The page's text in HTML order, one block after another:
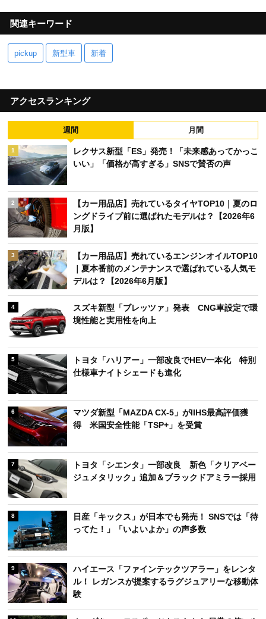
関連キーワード
pickup 新型車 新着
アクセスランキング
週間 月間
1
レクサス新型「ES」発売！「未来感あってかっこ
いい」「価格が高すぎる」SNSで賛否の声
2
【カー用品店】売れているタイヤTOP10｜夏のロ
ングドライブ前に選ばれたモデルは？【2026年6
月版】
3
【カー用品店】売れているエンジンオイルTOP10
｜夏本番前のメンテナンスで選ばれている人気モ
デルは？【2026年6月版】
4
スズキ新型「ブレッツァ」発表 CNG車設定で環
境性能と実用性を向上
5
トヨタ「ハリアー」一部改良でHEV一本化 特別
仕様車ナイトシェードも進化
6
マツダ新型「MAZDA CX-5」がIIHS最高評価獲
得 米国安全性能「TSP+」を受賞
7
トヨタ「シエンタ」一部改良 新色「クリアベー
ジュメタリック」追加＆ブラックドアミラー採用
8
日産「キックス」が日本でも発売！ SNSでは「待
ってた！」「いよいよか」の声多数
9
ハイエース「ファインテックツアラー」をレンタ
ル！ レガンスが提案するラグジュアリーな移動体
験